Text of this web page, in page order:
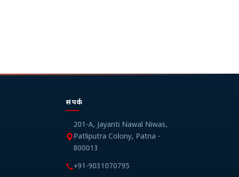
संपर्क
201-A, Jayanti Nawal Niwas,
Patliputra Colony, Patna -
800013
+91-9031070795